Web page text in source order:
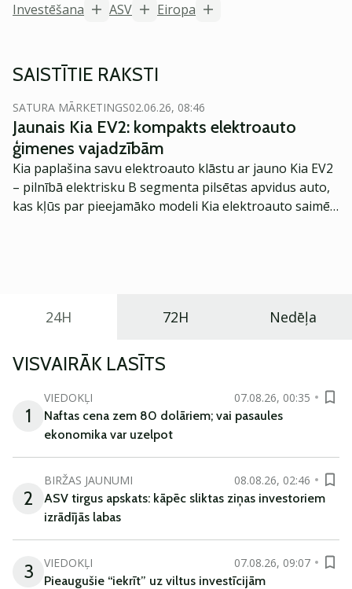
Investēšana
ASV Eiropa
SAISTĪTIE RAKSTI
SATURA MĀRKETINGS02.06.26, 08:46
Jaunais Kia EV2: kompakts elektroauto
ģimenes vajadzībām
Kia paplašina savu elektroauto klāstu ar jauno Kia EV2
– pilnībā elektrisku B segmenta pilsētas apvidus auto,
kas kļūs par pieejamāko modeli Kia elektroauto saimē
24H 72H Nedēļa
VISVAIRĀK LASĪTS
1
VIEDOKĻI
07.08.26, 00:35
Naftas cena zem 80 dolāriem; vai pasaules
ekonomika var uzelpot
2
BIRŽAS JAUNUMI
08.08.26, 02:46
ASV tirgus apskats: kāpēc sliktas ziņas investoriem
izrādījās labas
3 VIEDOKĻI
07.08.26, 09:07
Pieaugušie “iekrīt” uz viltus investīcijām